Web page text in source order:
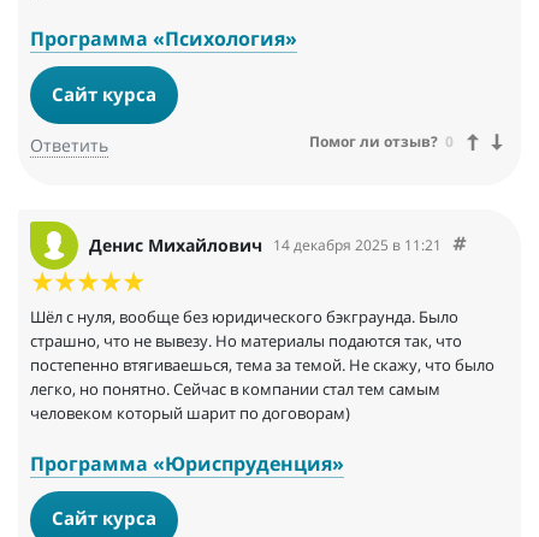
Программа «Психология»
Сайт курса
Ответить Помог ли отзыв? 0
Денис Михайлович 14 декабря 2025 в 11:21
Шёл с нуля, вообще без юридического бэкграунда. Было
страшно, что не вывезу. Но материалы подаются так, что
постепенно втягиваешься, тема за темой. Не скажу, что было
легко, но понятно. Сейчас в компании стал тем самым
человеком который шарит по договорам)
Программа «Юриспруденция»
Сайт курса